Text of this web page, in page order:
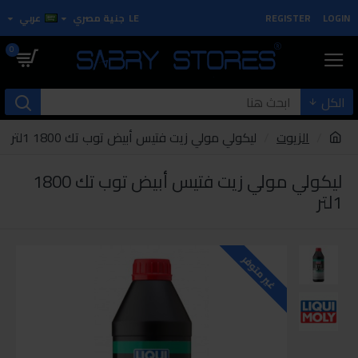
LOGIN
REGISTER
LE جنية مصري عربي
0
الكل
الزيوت
ليكولي مولي زيت فتيس أبيض توب تك 1800 1لتر
ليكولي مولي زيت فتيس أبيض توب تك 1800
1لتر
غير متوفر